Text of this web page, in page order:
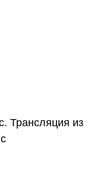
Трансляция из